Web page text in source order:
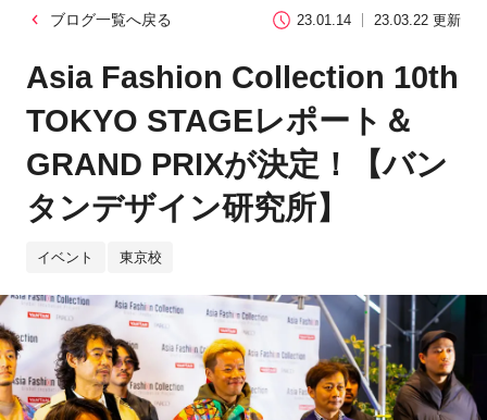
ブログ一覧へ戻る 23.01.14 23.03.22 更新
Asia Fashion Collection 10th
TOKYO STAGEレポート＆
GRAND PRIXが決定！【バン
タンデザイン研究所】
イベント 東京校